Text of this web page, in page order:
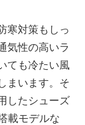
寒対策もしっ
気性の高いラ
ても冷たい風
まいます。そ
したシューズ
載モデルな